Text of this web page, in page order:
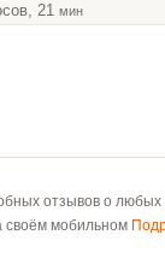
21 мин
отзывов о
своём мобильном